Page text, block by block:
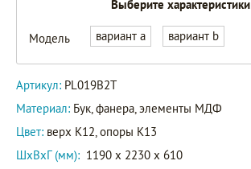
Выберите характеристики
Модель вариант a вариант b
Артикул: PL019B2T
Материал: Бук, фанера, элементы МДФ
Цвет: верх K12, опоры K13
ШxВxГ (мм): 1190 x 2230 x 610